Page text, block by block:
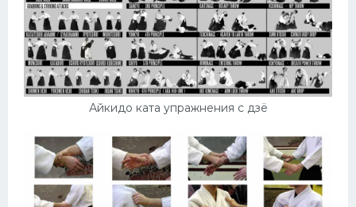
Айкидо ката упражнения с дзё